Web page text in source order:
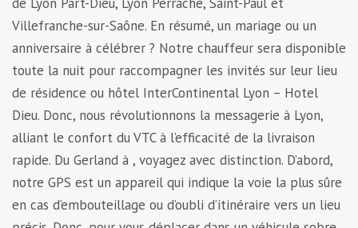
Villefranche-sur-Saône. En résumé, un mariage ou un
anniversaire à célébrer ? Notre chauffeur sera disponible
toute la nuit pour raccompagner les invités sur leur lieu
de résidence ou hôtel InterContinental Lyon – Hotel
Dieu. Donc, nous révolutionnons la messagerie à Lyon,
alliant le confort du VTC à l’efficacité de la livraison
rapide. Du Gerland à , voyagez avec distinction. D’abord,
notre GPS est un appareil qui indique la voie la plus sûre
en cas d’embouteillage ou d’oubli d’itinéraire vers un lieu